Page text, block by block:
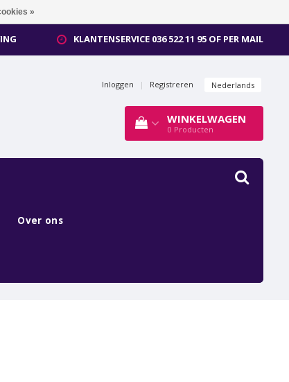
KLANTENSERVICE 036 522 11 95 OF PER MAIL
Inloggen | Registreren Nederlands
WINKELWAGEN
0 Producten
Over ons
»